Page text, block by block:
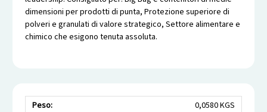
dimensioni per prodotti di punta, Protezione superiore di
polveri e granulati di valore strategico, Settore alimentare e
chimico che esigono tenuta assoluta.
Peso: 0,0580 KGS